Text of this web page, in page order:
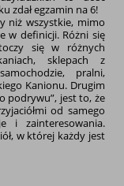
zdał egzamin na 6!
niż wszystkie, mimo
w definicji. Różni się
się w różnych
sklepach z
pralni,
Kanionu. Drugim
podrywu”, jest to, że
od samego
i zainteresowania.
w której każdy jest